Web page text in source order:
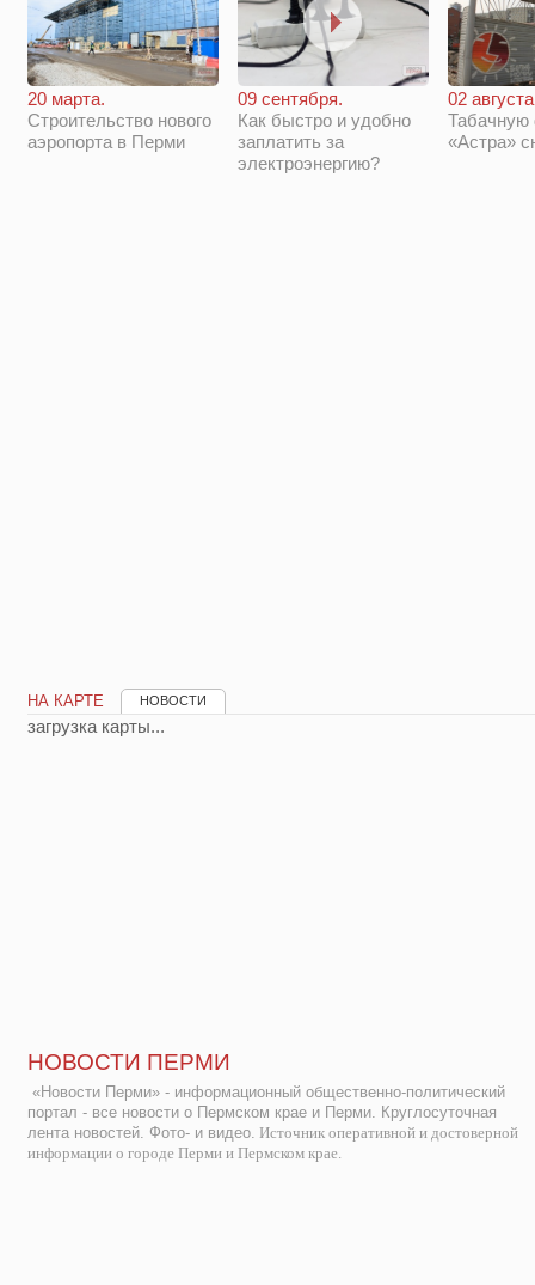
20 марта.
Строительство нового
аэропорта в Перми
09 сентября.
Как быстро и удобно
заплатить за
электроэнергию?
02
Табачную
«Астра»
НА КАРТЕ НОВОСТИ
загрузка карты...
НОВОСТИ ПЕРМИ
«Новости Перми» - информационный общественно-политический
портал - все новости о Пермском крае и Перми. Круглосуточная
лента новостей. Фото- и видео. Источник оперативной и достоверной
информации о городе Перми и Пермском крае.